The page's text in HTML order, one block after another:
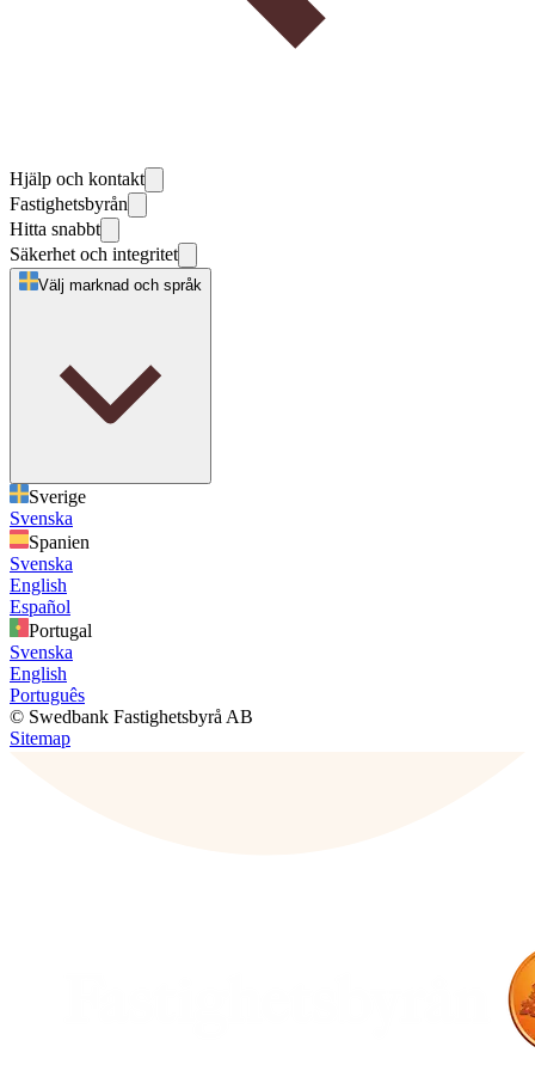
Hjälp och kontakt
Fastighetsbyrån
Hitta snabbt
Säkerhet och integritet
Välj marknad och språk
Sverige
Svenska
Spanien
Svenska
English
Español
Portugal
Svenska
English
Português
© Swedbank Fastighetsbyrå AB
Sitemap